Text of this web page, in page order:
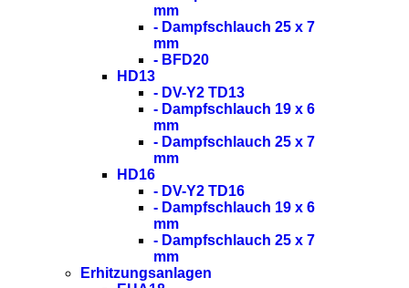
mm
- Dampfschlauch 25 x 7
mm
- BFD20
HD13
- DV-Y2 TD13
- Dampfschlauch 19 x 6
mm
- Dampfschlauch 25 x 7
mm
HD16
- DV-Y2 TD16
- Dampfschlauch 19 x 6
mm
- Dampfschlauch 25 x 7
mm
Erhitzungsanlagen